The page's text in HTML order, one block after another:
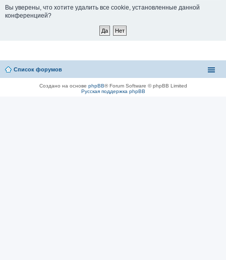
Вы уверены, что хотите удалить все cookie, установленные данной
конференцией?
Список форумов
Создано на основе phpBB® Forum Software © phpBB Limited
Русская поддержка phpBB